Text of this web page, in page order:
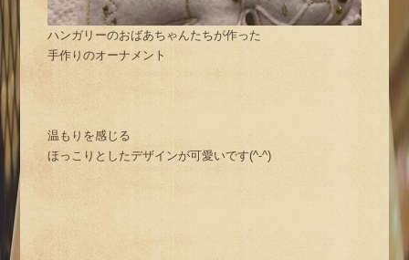
ハンガリーのおばあちゃんたちが作った
手作りのオーナメント
温もりを感じる
ほっこりとしたデザインが可愛いです(^-^)